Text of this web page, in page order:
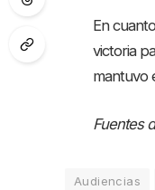
En
victoria
mantuvo
Fuentes
Audiencias